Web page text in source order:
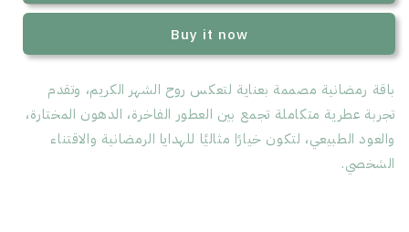
الشيوخBuy it now
باقة رمضانية مصممة بعناية لتعكس روح الشهر الكريم، وتقدم
تجربة عطرية متكاملة تجمع بين العطور الفاخرة، الدهون المختارة،
والعود الطبيعي، لتكون خيارًا مثاليًا للهدايا الرمضانية والاقتناء
الشخصي.